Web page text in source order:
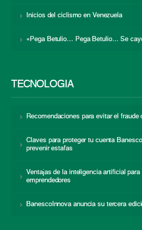
Inicios del ciclismo en Venezuela
«Pega Betulio… Pega Betulio… Se
TECNOLOGÍA
Recomendaciones para evitar el fraude
Claves para proteger tu cuenta
prevenir estafas
Ventajas de la inteligencia artificial para
emprendedores
BanescoInnova anuncia su tercera